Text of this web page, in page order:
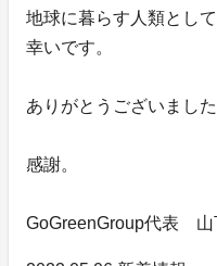
地球に暮らす人類とし
幸いです。
ありがとうございました
感謝。
GoGreenGroup代表